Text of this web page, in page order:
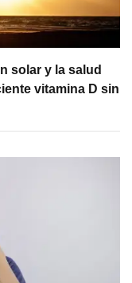
solar y la salud
vitamina D sin